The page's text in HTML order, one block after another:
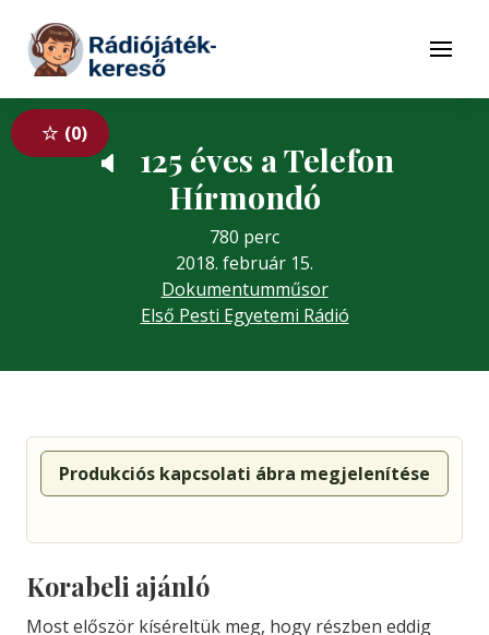
Tovább a tartalomhoz
Menü
0
🔈
125 éves a Telefon
Hírmondó
780 perc
2018. február 15.
Dokumentumműsor
Első Pesti Egyetemi Rádió
Produkciós kapcsolati ábra megjelenítése
Korabeli ajánló
Most először kíséreltük meg, hogy részben eddig